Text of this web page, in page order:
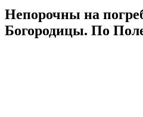
Непорочны на
Богородицы. По